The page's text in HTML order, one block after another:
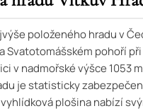
položeného hradu v
Svatotomášském pohoří
v nadmořské výšce 1053
je statisticky
plošina nabízí